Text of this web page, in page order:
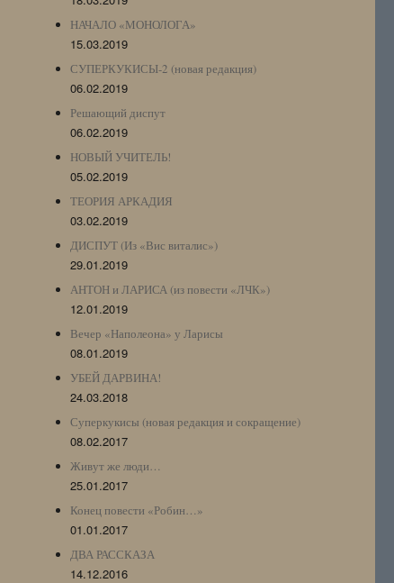
НАЧАЛО «МОНОЛОГА»
15.03.2019
СУПЕРКУКИСЫ-2 (новая редакция)
06.02.2019
Решающий диспут
06.02.2019
НОВЫЙ УЧИТЕЛЬ!
05.02.2019
ТЕОРИЯ АРКАДИЯ
03.02.2019
ДИСПУТ (Из «Вис виталис»)
29.01.2019
АНТОН и ЛАРИСА (из повести «ЛЧК»)
12.01.2019
Вечер «Наполеона» у Ларисы
08.01.2019
УБЕЙ ДАРВИНА!
24.03.2018
Суперкукисы (новая редакция и сокращение)
08.02.2017
Живут же люди…
25.01.2017
Конец повести «Робин…»
01.01.2017
ДВА РАССКАЗА
14.12.2016